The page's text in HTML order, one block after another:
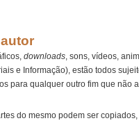
downloads, sons, vídeos,
e Informação), estão todos
para qualquer outro fim que não
do mesmo podem ser